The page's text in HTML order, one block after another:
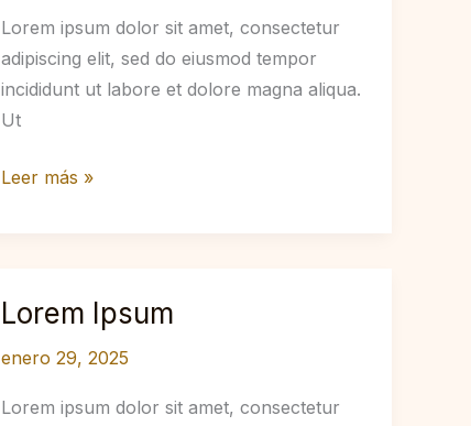
Lorem ipsum dolor sit amet, consectetur
adipiscing elit, sed do eiusmod tempor
incididunt ut labore et dolore magna aliqua.
Ut
Lorem
Leer más »
Lorem Ipsum
enero 29, 2025
Lorem ipsum dolor sit amet, consectetur